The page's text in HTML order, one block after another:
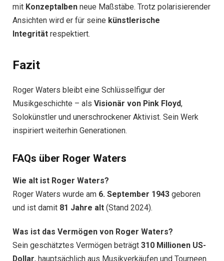
mit Konzeptalben neue Maßstäbe. Trotz polarisierender
Ansichten wird er für seine künstlerische
Integrität respektiert.
Fazit
Roger Waters bleibt eine Schlüsselfigur der
Musikgeschichte – als Visionär von Pink Floyd,
Solokünstler und unerschrockener Aktivist. Sein Werk
inspiriert weiterhin Generationen.
FAQs über Roger Waters
Wie alt ist Roger Waters?
Roger Waters wurde am 6. September 1943 geboren
und ist damit 81 Jahre alt (Stand 2024).
Was ist das Vermögen von Roger Waters?
Sein geschätztes Vermögen beträgt 310 Millionen US-
Dollar, hauptsächlich aus Musikverkäufen und Tourneen.